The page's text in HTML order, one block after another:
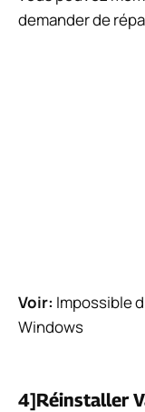
demander de
Voir: Impossible
Windows
4]Réinstaller